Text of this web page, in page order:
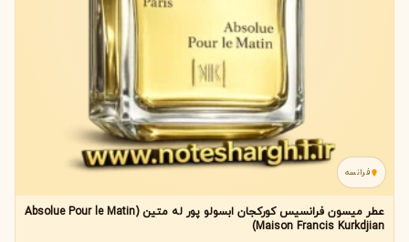
فرانسه
عطر میسون فرانسیس کورکجان ابسولو پور له متین (Absolue Pour le Matin
Maison Francis Kurkdjian)